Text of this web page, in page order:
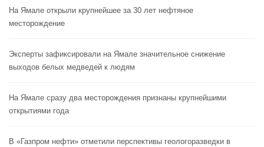
На Ямале открыли крупнейшее за 30 лет нефтяное
месторождение
Эксперты зафиксировали на Ямале значительное снижение
выходов белых медведей к людям
На Ямале сразу два месторождения признаны крупнейшими
открытиями года
В «Газпром нефти» отметили перспективы геологоразведки в